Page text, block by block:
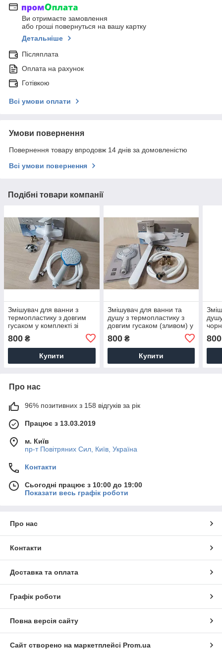
Ви отримаєте замовлення
або гроші повернуться на вашу картку
Детальніше
Післяплата
Оплата на рахунок
Готівкою
Всі умови оплати
Умови повернення
Повернення товару впродовж 14 днів за домовленістю
Всі умови повернення
Подібні товари компанії
Змішувач для ванни з
термопластику з довгим
гусаком у комплекті зі
35W005-010 білий
800 ₴
Купити
Змішувач для ванни та
душу з термопластику з
довгим гусаком (зливом) у
комплекті Brinex 35W005-
009 білий
800₴
Купити
800
Про нас
96% позитивних з 158 відгуків за рік
Працює з 13.03.2019
м. Київ
пр-т Повiтряних Сил, Київ, Україна
Контакти
Сьогодні працює з 10:00 до 19:00
Показати весь графік роботи
Про нас
Контакти
Доставка та оплата
Графік роботи
Повна версія сайту
Сайт створено на маркетплейсі Prom.ua